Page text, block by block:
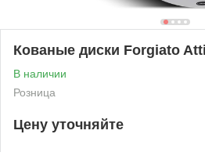
Кованые диски Forgiato
В наличии
Розница
Цену уточняйте